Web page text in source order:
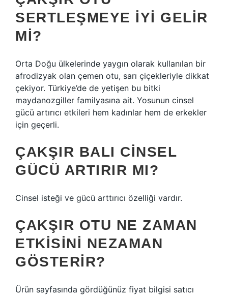
SERTLEŞMEYE IYI GELIR
MI?
Orta Doğu ülkelerinde yaygın olarak kullanılan bir
afrodizyak olan çemen otu, sarı çiçekleriyle dikkat
çekiyor. Türkiye’de de yetişen bu bitki
maydanozgiller familyasına ait. Yosunun cinsel
gücü artırıcı etkileri hem kadınlar hem de erkekler
için geçerli.
ÇAKŞIR BALI CINSEL
GÜCÜ ARTIRIR MI?
Cinsel isteği ve gücü arttırıcı özelliği vardır.
ÇAKŞIR OTU NE ZAMAN
ETKISINI NEZAMAN
GÖSTERIR?
Ürün sayfasında gördüğünüz fiyat bilgisi satıcı